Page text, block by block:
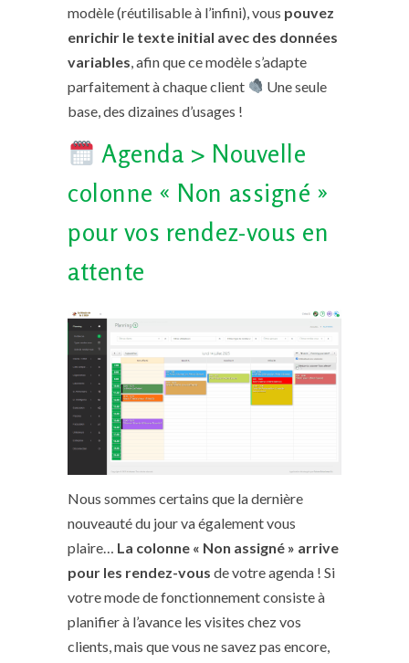
modèle (réutilisable à l’infini), vous pouvez
enrichir le texte initial avec des données
variables, afin que ce modèle s’adapte
parfaitement à chaque client
Une seule
base, des dizaines d’usages !
Agenda > Nouvelle
colonne « Non assigné »
pour vos rendez-vous en
attente
Nous sommes certains que la dernière
nouveauté du jour va également vous
plaire… La colonne « Non assigné » arrive
pour les rendez-vous de votre agenda ! Si
votre mode de fonctionnement consiste à
planifier à l’avance les visites chez vos
clients, mais que vous ne savez pas encore,